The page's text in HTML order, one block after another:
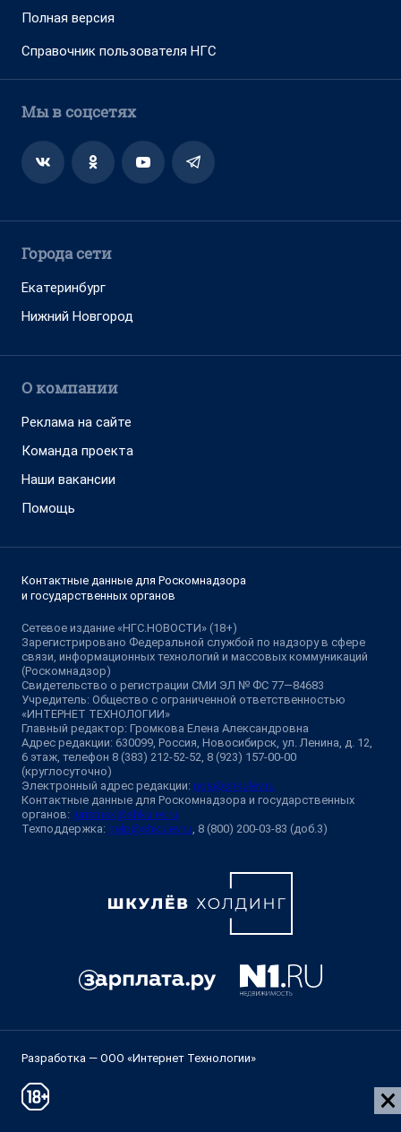
Полная версия
Справочник пользователя НГС
Мы в соцсетях
Города сети
Екатеринбург
Нижний Новгород
О компании
Реклама на сайте
Команда проекта
Наши вакансии
Помощь
Контактные данные для Роскомнадзора
и государственных органов
Сетевое издание «НГС.НОВОСТИ» (18+)
Зарегистрировано Федеральной службой по надзору в сфере
связи, информационных технологий и массовых коммуникаций
(Роскомнадзор)
Свидетельство о регистрации СМИ ЭЛ № ФС 77—84683
Учредитель: Общество с ограниченной ответственностью
«ИНТЕРНЕТ ТЕХНОЛОГИИ»
Главный редактор: Громкова Елена Александровна
Адрес редакции: 630099, Россия, Новосибирск, ул. Ленина, д. 12,
6 этаж, телефон 8 (383) 212-52-52, 8 (923) 157-00-00
(круглосуточно)
Электронный адрес редакции: ngs@shkulev.ru
Контактные данные для Роскомнадзора и государственных
органов: juristnsk@shkulev.ru
Техподдержка: help@shkulev.ru , 8 (800) 200-03-83 (доб.3)
Разработка — ООО «Интернет Технологии»